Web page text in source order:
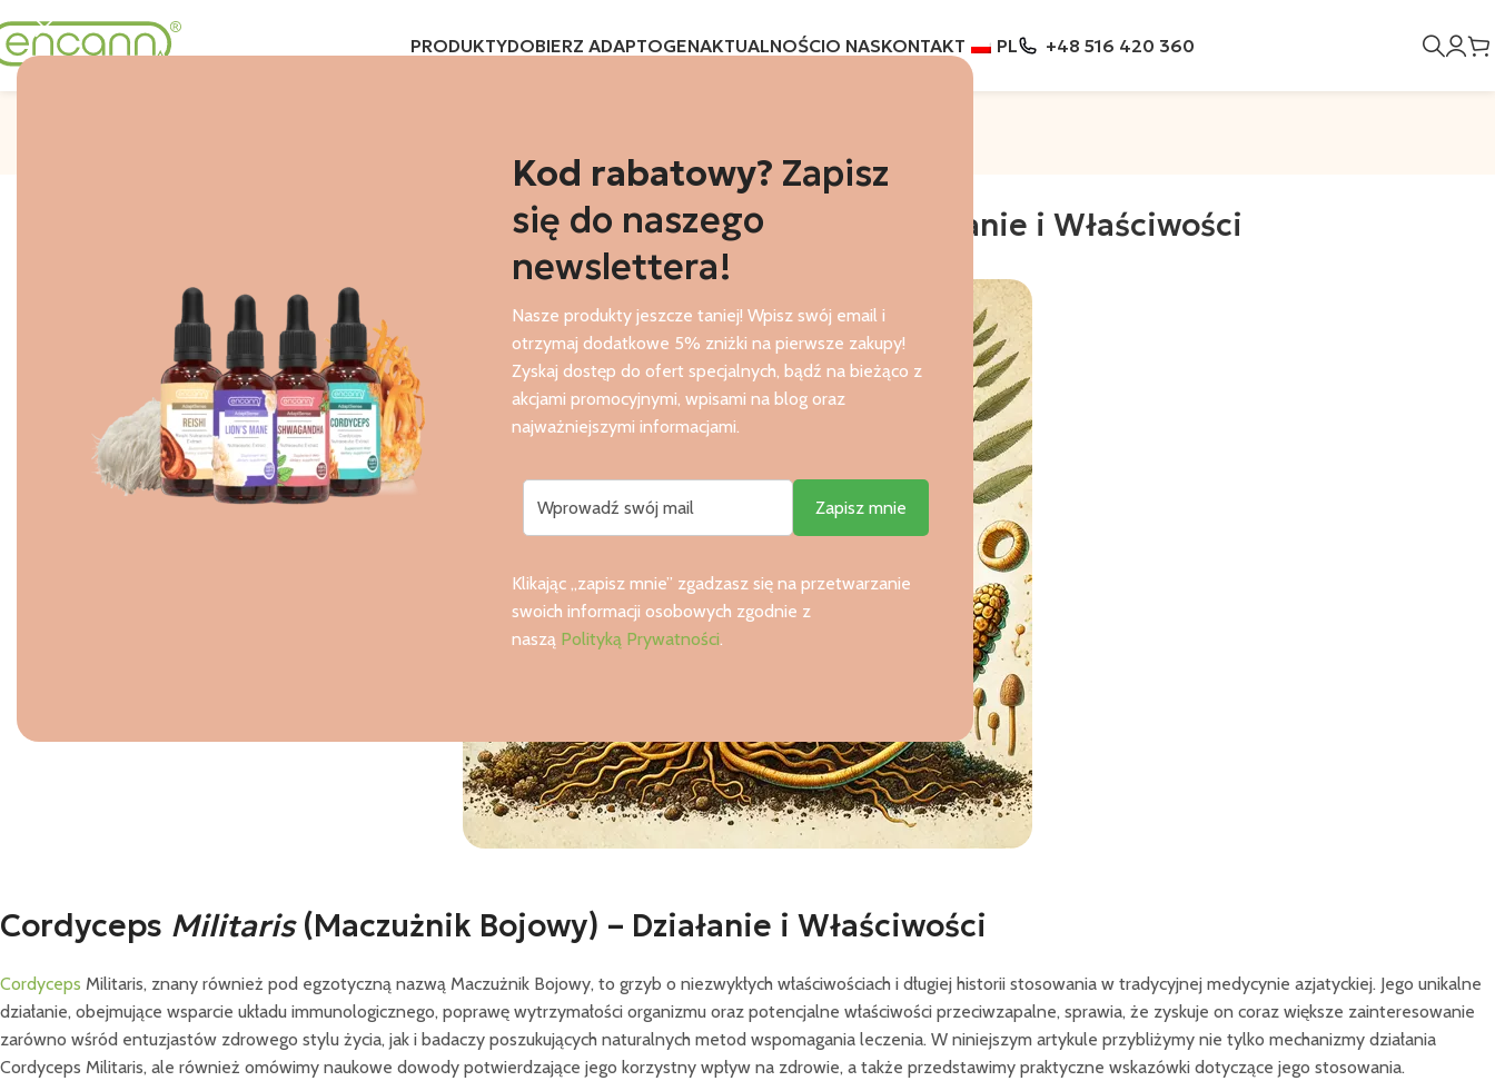
Kod rabatowy? Zapisz
się do naszego
newslettera!
Nasze produkty jeszcze taniej! Wpisz swój email i
otrzymaj dodatkowe 5% zniżki na pierwsze zakupy!
Zyskaj dostęp do ofert specjalnych, bądź na bieżąco z
akcjami promocyjnymi, wpisami na blog oraz
najważniejszymi informacjami.
Klikając „zapisz mnie” zgadzasz się na przetwarzanie
swoich informacji osobowych zgodnie z
naszą Polityką Prywatności.
PRODUKTYDOBIERZ ADAPTOGENAKTUALNOŚCIO NASKONTAKT PL +48 516 420 360
Strona główna Grzyby Medyczne
GRZYBY MEDYCZNE
Maczużnik Bojowy (Cordyceps Militaris) – Działanie i Właściwości
Autor AgataWł. 8 października 2024
Cordyceps Militaris (Maczużnik Bojowy) – Działanie i Właściwości
Cordyceps Militaris, znany również pod egzotyczną nazwą Maczużnik Bojowy, to grzyb o niezwykłych właściwościach i długiej historii stosowania w tradycyjnej medycynie azjatyckiej. Jego unikalne
działanie, obejmujące wsparcie układu immunologicznego, poprawę wytrzymałości organizmu oraz potencjalne właściwości przeciwzapalne, sprawia, że zyskuje on coraz większe zainteresowanie
zarówno wśród entuzjastów zdrowego stylu życia, jak i badaczy poszukujących naturalnych metod wspomagania leczenia. W niniejszym artykule przybliżymy nie tylko mechanizmy działania
Cordyceps Militaris, ale również omówimy naukowe dowody potwierdzające jego korzystny wpływ na zdrowie, a także przedstawimy praktyczne wskazówki dotyczące jego stosowania.